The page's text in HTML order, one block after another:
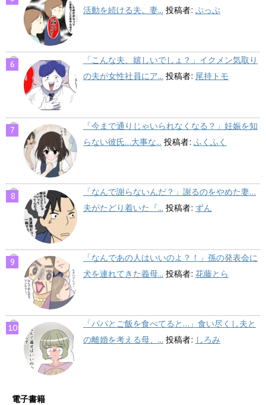
活動を続ける夫。妻... 投稿者: ぷっぷ
「こんな夫、嬉しいでしょ？」イクメン気取り
の夫が女性社員にア... 投稿者: 尾持トモ
「今まで通りじゃいられなくなる？」妊娠を知
らない彼氏…大事な... 投稿者: ふくふく
「なんで謝らないんだ？」謝るのをやめた妻…
夫がたどり着いた『... 投稿者: ずん
「なんであの人はいいのよ？！」孫の発表会に
犬を連れてきた義母... 投稿者: 花藤とら
「パパとご飯を食べてると…」食い尽くし夫と
の離婚を考える母、... 投稿者: しろみ
電子書籍